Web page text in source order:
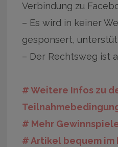
Verbindung zu
– Es wird in keiner
gesponsert,
– Der Rechtsweg ist
# Weitere Infos zu
# Mehr
# Artikel bequem im